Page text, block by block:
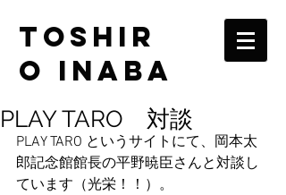
TOSHIR
O INABA
PLAY TARO 対談
PLAY TARO というサイトにて、岡本太
郎記念館館長の平野暁臣さんと対談し
ています（光栄！！）。